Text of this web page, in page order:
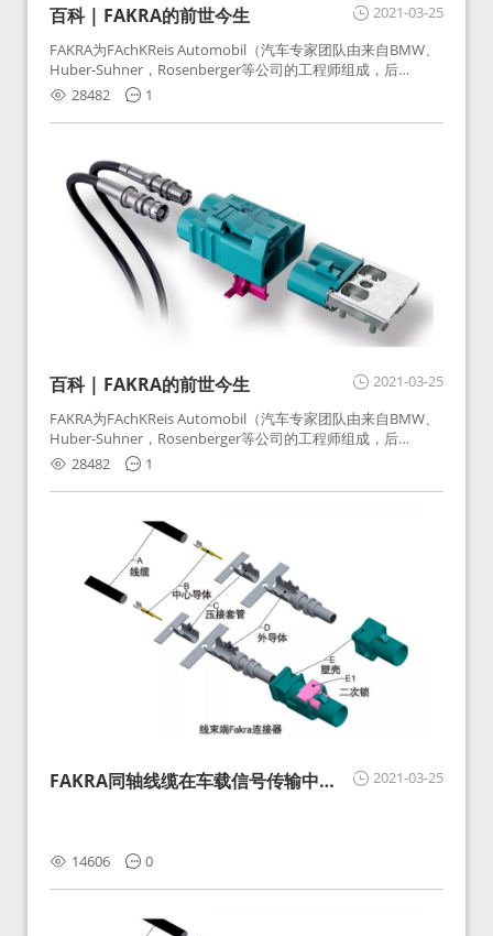
2021-03-25
百科 | FAKRA的前世今生
FAKRA为FAchKReis Automobil（汽车专家团队由来自BMW、
Huber-Suhner，Rosenberger等公司的工程师组成，后
Huber-Suhner相关连接器业务及技术在2010年并入
Rosenberger）缩写。起初为BMW需求用于车载收音机天线连
接，如今FAKRA已成为汽车行业通用标准的射频连接器，被业
28482 1
2021-03-25
百科 | FAKRA的前世今生
FAKRA为FAchKReis Automobil（汽车专家团队由来自BMW、
Huber-Suhner，Rosenberger等公司的工程师组成，后
Huber-Suhner相关连接器业务及技术在2010年并入
Rosenberger）缩写。起初为BMW需求用于车载收音机天线连
接，如今FAKRA已成为汽车行业通用标准的射频连接器，被业
28482 1
2021-03-25
FAKRA同轴线缆在车载信号传输中的
14606 0